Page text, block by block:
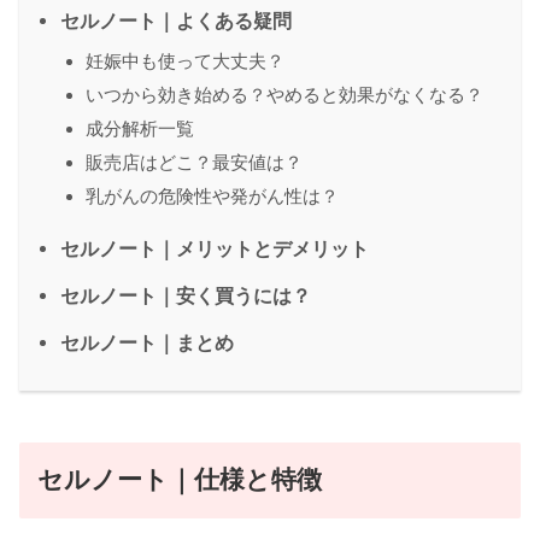
セルノート｜よくある疑問
妊娠中も使って大丈夫？
いつから効き始める？やめると効果がなくなる？
成分解析一覧
販売店はどこ？最安値は？
乳がんの危険性や発がん性は？
セルノート｜メリットとデメリット
セルノート｜安く買うには？
セルノート｜まとめ
セルノート｜仕様と特徴